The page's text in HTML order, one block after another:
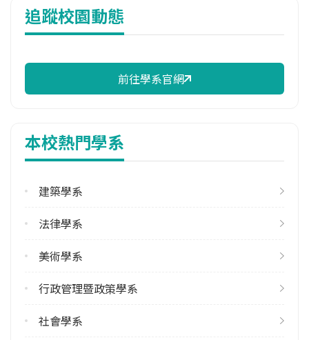
14,319 元/學期
114年註冊率
113學年度下學期
修輔系人數
113學年度上學期
1
雙主修人數
113學年度下學期
追蹤校園動態
前往學系官網
本校熱門學系
建築學系
法律學系
美術學系
行政管理暨政策學系
社會學系